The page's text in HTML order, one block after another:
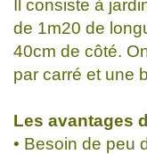
Il consiste à
de 1m20 de
40cm de côté.
par carré et une
Les avantages
• Besoin de peu